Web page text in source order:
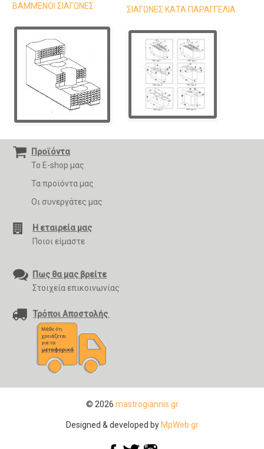
ΒΑΜΜΕΝΟΙ ΣΙΑΓΩΝΕΣ ΣΙΑΓΩΝΕΣ ΚΑΤΑ ΠΑΡΑΓΓΕΛΙΑ
Προϊόντα
Το E-shop μας
Τα προϊόντα μας
Οι συνεργάτες μας
Η εταιρεία μας
Ποιοι είμαστε
Πως θα μας βρείτε
Στοιχεία επικοινωνίας
Τρόποι Αποστολής
© 2026 mastrogiannis.gr
Designed & developed byMpWeb.gr